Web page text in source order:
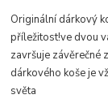
Originální dárkový
příležitost!ve dvou
završuje závěrečné
dárkového koše je
světa